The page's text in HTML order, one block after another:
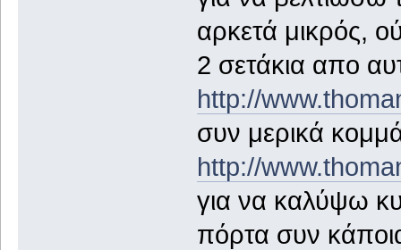
αρκετά μικρός,
2 σετάκια απο
http://
συν μερικά
http://
για να καλύψω
πόρτα συν